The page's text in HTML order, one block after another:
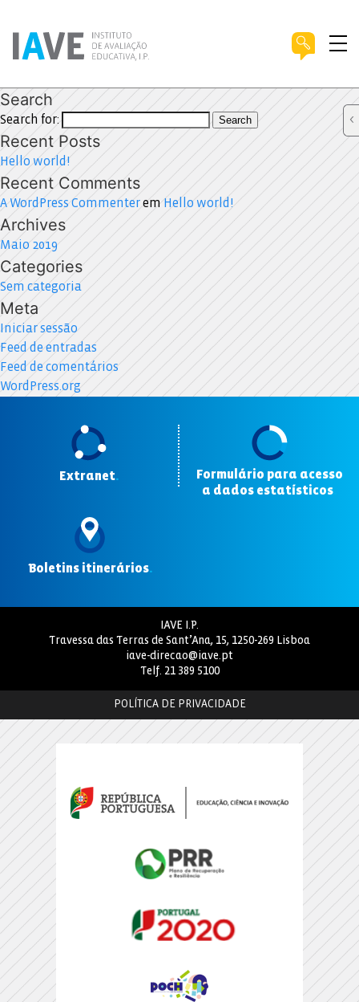
Search
Search for: Search
Recent Posts
Hello world!
Recent Comments
A WordPress Commenterem Hello world!
Archives
Maio 2019
Categories
Sem categoria
Meta
Iniciar sessão
Feed de entradas
Feed de comentários
WordPress.org
Extranet.
Formulário para acesso
a dados estatísticos
Boletins itinerários.
IAVE I.P.
Travessa das Terras de Sant’Ana, 15, 1250-269 Lisboa
iave-direcao@iave.pt
Telf. 21 389 5100
POLÍTICA DE PRIVACIDADE